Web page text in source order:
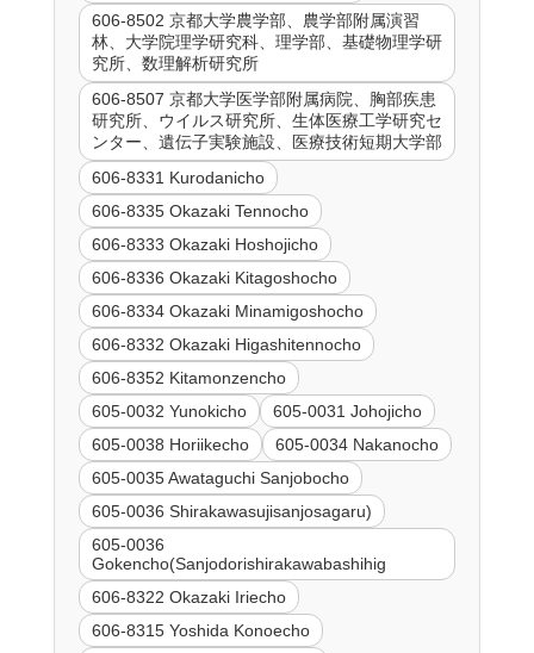
606-8502 京都大学農学部、農学部附属演習
林、大学院理学研究科、理学部、基礎物理学研
究所、数理解析研究所
606-8507 京都大学医学部附属病院、胸部疾患
研究所、ウイルス研究所、生体医療工学研究セ
ンター、遺伝子実験施設、医療技術短期大学部
606-8331 Kurodanicho
606-8335 Okazaki Tennocho
606-8333 Okazaki Hoshojicho
606-8336 Okazaki Kitagoshocho
606-8334 Okazaki Minamigoshocho
606-8332 Okazaki Higashitennocho
606-8352 Kitamonzencho
605-0032 Yunokicho
605-0031 Johojicho
605-0038 Horiikecho
605-0034 Nakanocho
605-0035 Awataguchi Sanjobocho
605-0036 Shirakawasujisanjosagaru)
605-0036
Gokencho(Sanjodorishirakawabashihig
606-8322 Okazaki Iriecho
606-8315 Yoshida Konoecho